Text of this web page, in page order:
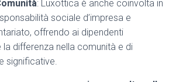
: Luxottica è anche coinvolta in
sociale d’impresa e
offrendo ai dipendenti
la differenza nella comunità e di
significative.